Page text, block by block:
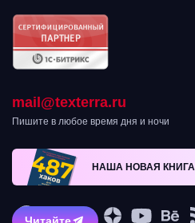
mail@texterra.ru
Пишите в любое время дня и ночи
НАША НОВАЯ КНИГА